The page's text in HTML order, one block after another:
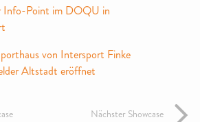
Info-Point im DOQU in
von Intersport Finke
Altstadt eröffnet
Nächster Showcase